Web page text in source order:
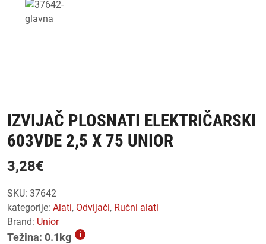
IZVIJAČ PLOSNATI ELEKTRIČARSKI
603VDE 2,5 X 75 UNIOR
3,28€
SKU: 37642
kategorije:
alati, odvijači,
ručni alati
Brand: Unior
Težina: 0.1kg i